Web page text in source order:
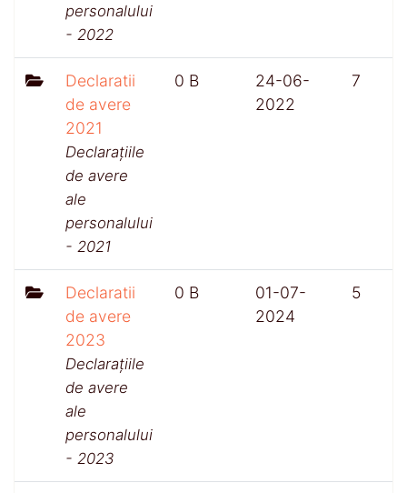
personalului
- 2022
Declaratii
de avere
2021
Declarațiile
de avere
ale
personalului
- 2021
0 B
24-06-
2022
7
Declaratii
de avere
2023
Declarațiile
de avere
ale
personalului
- 2023
0 B
01-07-
2024
5